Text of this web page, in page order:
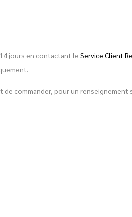
jours en contactant le Service Client
de commander, pour un